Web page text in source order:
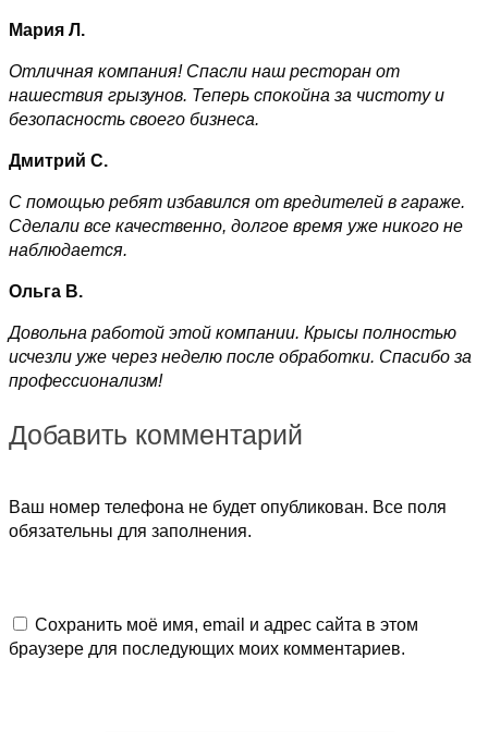
Мария Л.
Отличная компания! Спасли наш ресторан от
нашествия грызунов. Теперь спокойна за чистоту и
безопасность своего бизнеса.
Дмитрий С.
С помощью ребят избавился от вредителей в гараже.
Сделали все качественно, долгое время уже никого не
наблюдается.
Ольга В.
Довольна работой этой компании. Крысы полностью
исчезли уже через неделю после обработки. Спасибо за
профессионализм!
Добавить комментарий
Ваш номер телефона не будет опубликован. Все поля
обязательны для заполнения.
Сохранить моё имя, email и адрес сайта в этом
браузере для последующих моих комментариев.